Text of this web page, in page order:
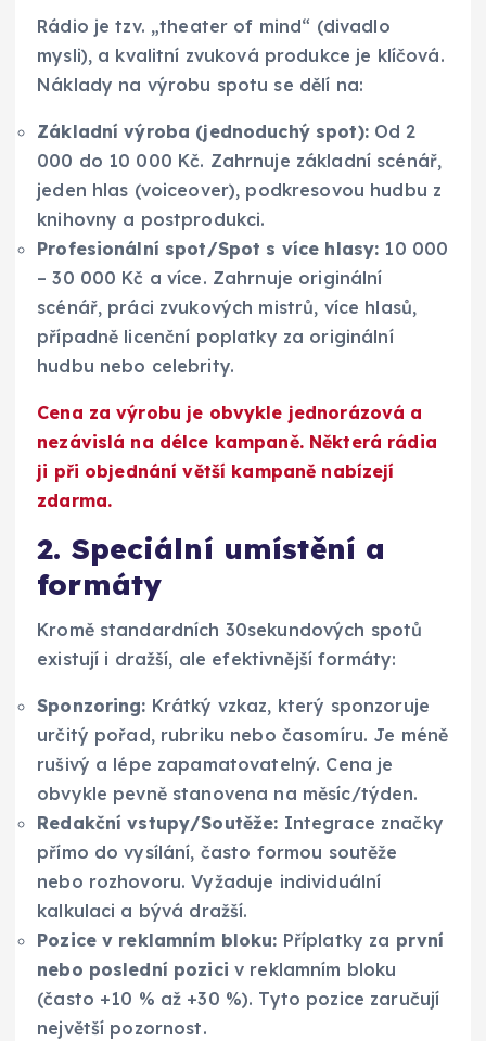
Rádio je tzv. „theater of mind“ (divadlo
mysli), a kvalitní zvuková produkce je klíčová.
Náklady na výrobu spotu se dělí na:
Základní výroba (jednoduchý spot):Od 2
000 do 10 000 Kč. Zahrnuje základní scénář,
jeden hlas (voiceover), podkresovou hudbu z
knihovny a postprodukci.
Profesionální spot/Spot s více hlasy: 10 000
– 30 000 Kč a více. Zahrnuje originální
scénář, práci zvukových mistrů, více hlasů,
případně licenční poplatky za originální
hudbu nebo celebrity.
Cena za výrobu je obvykle jednorázová a
nezávislá na délce kampaně. Některá rádia
ji při objednání větší kampaně nabízejí
zdarma.
2. Speciální umístění a
formáty
Kromě standardních 30sekundových spotů
existují i dražší, ale efektivnější formáty:
Sponzoring: Krátký vzkaz, který sponzoruje
určitý pořad, rubriku nebo časomíru. Je méně
rušivý a lépe zapamatovatelný. Cena je
obvykle pevně stanovena na měsíc/týden.
Redakční vstupy/Soutěže: Integrace značky
přímo do vysílání, často formou soutěže
nebo rozhovoru. Vyžaduje individuální
kalkulaci a bývá dražší.
Pozice v reklamním bloku: Příplatky za první
nebo poslední pozici v reklamním bloku
(často +10 % až +30 %). Tyto pozice zaručují
největší pozornost.